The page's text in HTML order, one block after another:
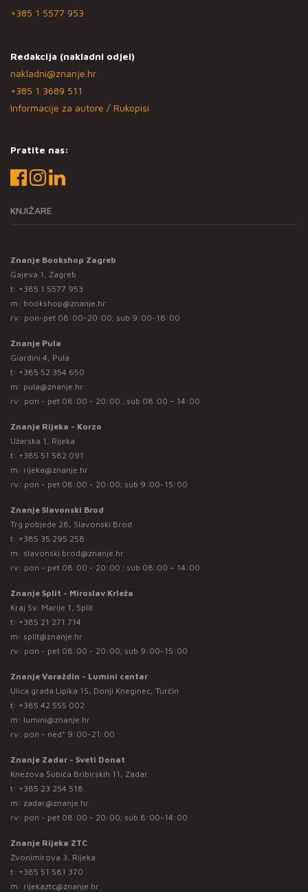
+385 1 5577 953
Redakcija (nakladni odjel)
nakladni@znanje.hr
+385 1 3689 511
Informacije za autore / Rukopisi
Pratite nas:
KNJIŽARE
Znanje Bookshop Zagreb
Gajeva 1, Zagreb
t: +385 1 5577 953
m: bookshop@znanje.hr
rv: pon-pet 08:00-20:00; sub 9:00-18:00
Znanje Pula
Giardini 4, Pula
t: +385 52 354 650
m: pula@znanje.hr
rv: pon - pet 08:00 - 20:00 ; sub 08:00 – 14:00
Znanje Rijeka - Korzo
Užarska 1, Rijeka
t: +385 51 582 091
m: rijeka@znanje.hr
rv: pon - pet 08:00 - 20:00; sub 9:00-15:00
Znanje Slavonski Brod
Trg pobjede 28, Slavonski Brod
t: +385 35 295 258
m: slavonski.brod@znanje.hr
rv: pon - pet 08:00 - 20:00 ; sub 08:00 – 14:00
Znanje Split - Miroslav Krleža
Kraj Sv. Marije 1, Split
t: +385 21 271 714
m: split@znanje.hr
rv: pon - pet 08:00 - 20:00; sub 9:00-15:00
Znanje Varaždin - Lumini centar
Ulica grada Lipika 15, Donji Kneginec, Turčin
t: +385 42 555 002
m: lumini@znanje.hr
rv: pon - ned* 9:00-21:00
Znanje Zadar - Sveti Donat
Knezova Šubića Bribirskih 11, Zadar
t: +385 23 254 518
m: zadar@znanje.hr
rv: pon - pet 08:00 - 20:00; sub 8:00-14:00
Znanje Rijeka ZTC
Zvonimirova 3, Rijeka
t: +385 51 581 370
m: rijekaztc@znanje.hr